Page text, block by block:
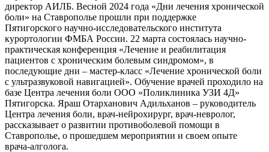
директор АИЛБ. Весной 2024 года «Дни лечения хронической
боли» на Ставрополье прошли при поддержке
Пятигорского научно-исследовательского института
курортологии ФМБА России. 22 марта состоялась научно-
практическая конференция «Лечение и реабилитация
пациентов с хроническим болевым синдромом», в
последующие дни – мастер-класс «Лечение хронической боли
с ультразвуковой навигацией». Обучение врачей проходило на
базе Центра лечения боли OOO «Поликлиника УЗИ 4Д»
Пятигорска. Яраш Отарханович Адильханов – руководитель
Центра лечения боли, врач-нейрохирург, врач-невролог,
рассказывает о развитии противоболевой помощи в
Ставрополье, о прошедшем мероприятии и своем опыте
врача-алголога.